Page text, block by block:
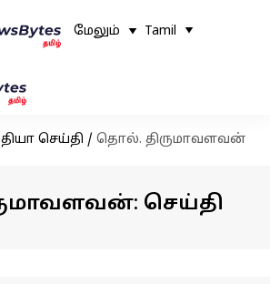
மேலும் Tamil
செய்தி / தொல். திருமாவளவன்
செய்தி